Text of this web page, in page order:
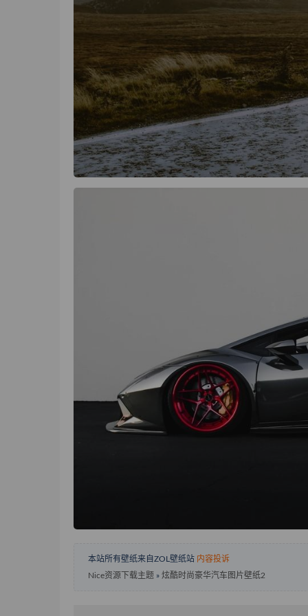
本站所有壁纸来自ZOL壁纸站 内容投诉
Nice资源下载主题 » 炫酷时尚豪华汽车图片壁纸2